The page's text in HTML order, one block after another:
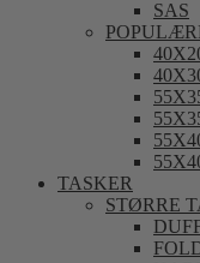
SAS
TASKER
STØRRE